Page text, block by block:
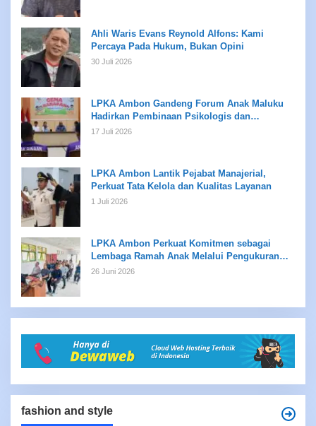
Ahli Waris Evans Reynold Alfons: Kami
Percaya Pada Hukum, Bukan Opini
30 Juli 2026
LPKA Ambon Gandeng Forum Anak Maluku
Hadirkan Pembinaan Psikologis dan
Kreativitas bagi Anak Binaan
17 Juli 2026
LPKA Ambon Lantik Pejabat Manajerial,
Perkuat Tata Kelola dan Kualitas Layanan
1 Juli 2026
LPKA Ambon Perkuat Komitmen sebagai
Lembaga Ramah Anak Melalui Pengukuran
Standar LPKRA
26 Juni 2026
fashion and style